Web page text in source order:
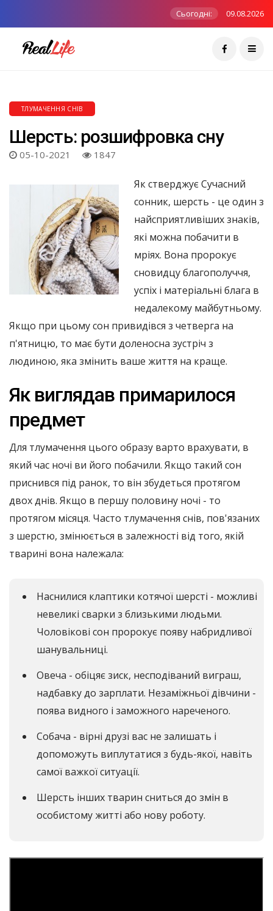
Сьогодні: 09.08.2026
ТЛУМАЧЕННЯ СНІВ
Шерсть: розшифровка сну
05-10-2021 1847
Як стверджує Сучасний
сонник, шерсть - це один з
найсприятливіших знаків,
які можна побачити в
мріях. Вона пророкує
сновидцу благополуччя,
успіх і матеріальні блага в
недалекому майбутньому.
Якщо при цьому сон привидівся з четверга на
п'ятницю, то має бути доленосна зустріч з
людиною, яка змінить ваше життя на краще.
Як виглядав примарилося
предмет
Для тлумачення цього образу варто врахувати, в
який час ночі ви його побачили. Якщо такий сон
приснився під ранок, то він збудеться протягом
двох днів. Якщо в першу половину ночі - то
протягом місяця. Часто тлумачення снів, пов'язаних
з шерстю, змінюється в залежності від того, якій
тварині вона належала:
Наснилися клаптики котячої шерсті - можливі
невеликі сварки з близькими людьми.
Чоловікові сон пророкує появу набридливої ​​
шанувальниці.
Овеча - обіцяє зиск, несподіваний виграш,
надбавку до зарплати. Незаміжньої дівчини -
поява видного і заможного нареченого.
Собача - вірні друзі вас не залишать і
допоможуть виплутатися з будь-якої, навіть
самої важкої ситуації.
Шерсть інших тварин сниться до змін в
особистому житті або нову роботу.